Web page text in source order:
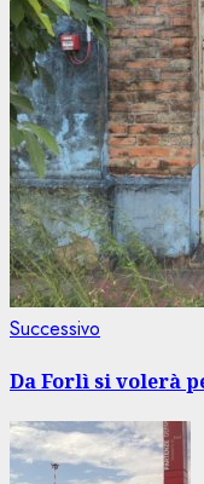
Successivo
Da Forlì si volerà